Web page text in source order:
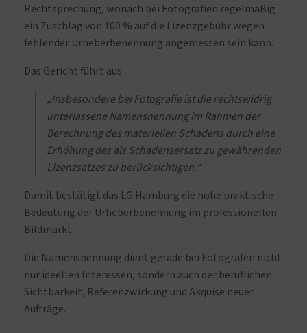
Rechtsprechung, wonach bei Fotografien regelmäßig
ein Zuschlag von 100 % auf die Lizenzgebühr wegen
fehlender Urheberbenennung angemessen sein kann.
Das Gericht führt aus:
„Insbesondere bei Fotografie ist die rechtswidrig
unterlassene Namensnennung im Rahmen der
Berechnung des materiellen Schadens durch eine
Erhöhung des als Schadensersatz zu gewährenden
Lizenzsatzes zu berücksichtigen.“
Damit bestätigt das LG Hamburg die hohe praktische
Bedeutung der Urheberbenennung im professionellen
Bildmarkt.
Die Namensnennung dient gerade bei Fotografen nicht
nur ideellen Interessen, sondern auch der beruflichen
Sichtbarkeit, Referenzwirkung und Akquise neuer
Aufträge.